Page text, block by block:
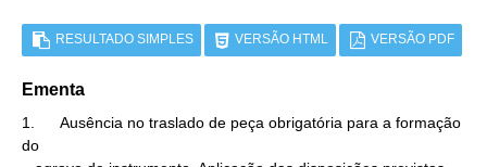
RESULTADO SIMPLES VERSÃO HTML VERSÃO PDF
Ementa
1.      Ausência no traslado de peça obrigatória para a formação
do